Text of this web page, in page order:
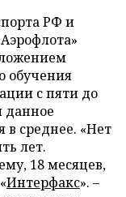
РФ и
обучения
с пяти до
данное
в среднее. «Нет
лет.
18 месяцев,
Интерфакс». –